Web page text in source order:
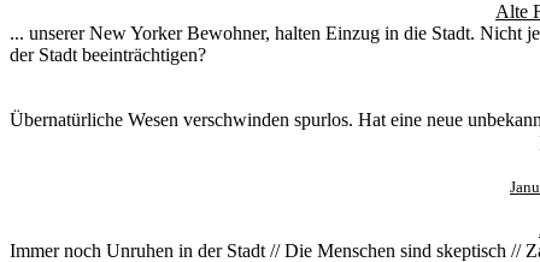
Alte
... unserer New Yorker Bewohner, halten Einzug in die Stadt. Nicht
der Stadt beeinträchtigen?
Übernatürliche Wesen verschwinden spurlos. Hat eine neue
Immer noch Unruhen in der Stadt // Die Menschen sind skeptisch //